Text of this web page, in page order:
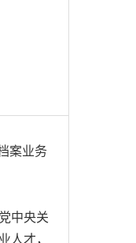
案业务
中央关
人才，